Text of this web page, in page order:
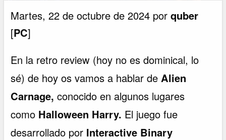
Martes, 22 de octubre de 2024 porquber
[PC]
En la retro review (hoy no es dominical, lo
sé) de hoy os vamos a hablar de Alien
Carnage, conocido en algunos lugares
como Halloween Harry. El juego fue
desarrollado por Interactive Binary